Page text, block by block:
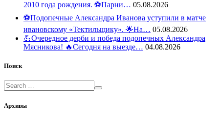
2010 года рождения. ⚽️Парни… 05.08.2026
⚽️Подопечные Александра Иванова уступили в матче
ивановскому «Тектильщику». 🌟На… 05.08.2026
💪Очередное дерби и победа подопечных Александра
Мясникова! 🔥Сегодня на выезде… 04.08.2026
Поиск
Архивы